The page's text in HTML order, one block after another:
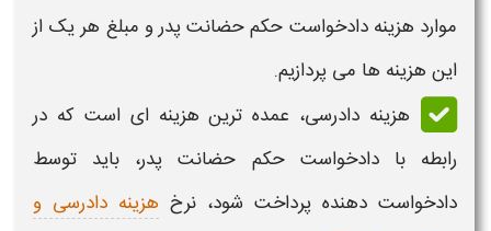
موارد هزینهدادخواست حکم حضانت پدرو مبلغ هر یک از
این هزینه ها می پردازیم.
هزینه دادرسی، عمده ترین هزینه ای است که در
رابطه با دادخواست حکم حضانت پدر، باید توسط
دادخواست دهنده پرداخت شود، نرخ هزینه دادرسی و